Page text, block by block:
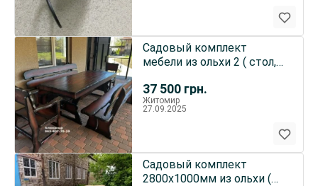
37 500 грн.
Садовый комплект
мебели из ольхи 2 ( стол,
Житомир
27.09.2025
Садовый комплект
2800х1000мм из ольхи (